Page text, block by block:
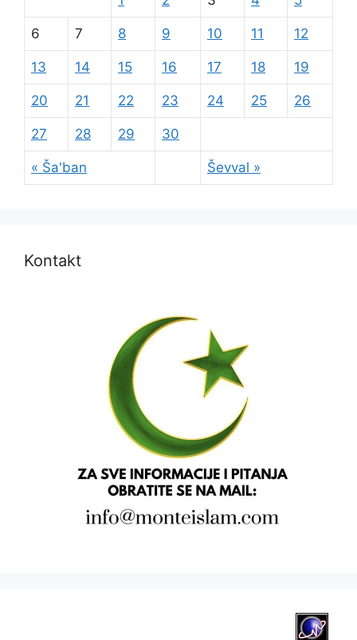
« Ša'ban Ševval »
6 7 8 9 10 11 12
13 14 15 16 17 18 19
20 21 22 23 24 25 26
27 28 29 30
Kontakt